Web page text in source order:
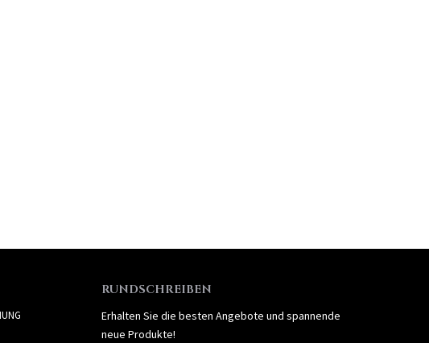
RUNDSCHREIBEN
Erhalten Sie die besten Angebote und spannende
neue Produkte!